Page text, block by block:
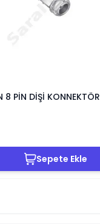
8 PİN DİŞİ KONNEKTÖR
Sepete Ekle